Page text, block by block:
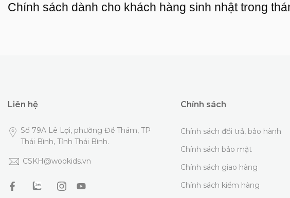
Chính sách dành cho khách hàng sinh nhật trong
Liên hệ
Số 79A Lê Lợi, phường Đề Thám, TP
Thái Bình, Tỉnh Thái Bình.
CSKH@wookids.vn
Chính sách
Chính sách đổi trả, bảo hành
Chính sách bảo mật
Chính sách giao hàng
Chính sách kiểm hàng